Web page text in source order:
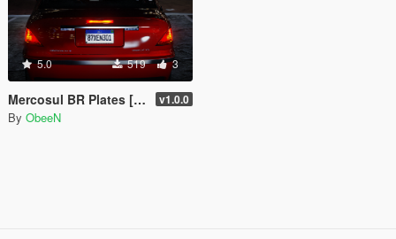
5.0 519 3
Mercosul BR Plates [Add-On | Reflective | Real Font] v1.0.0
By ObeeN